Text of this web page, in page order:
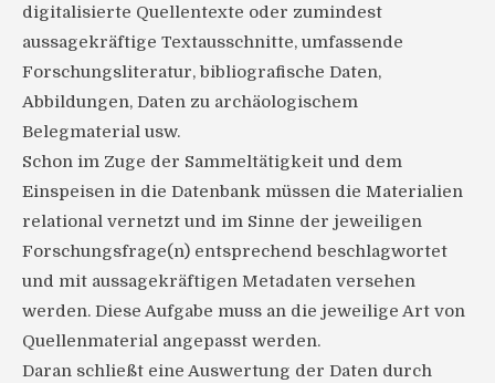
digitalisierte Quellentexte oder zumindest
aussagekräftige Textausschnitte, umfassende
Forschungsliteratur, bibliografische Daten,
Abbildungen, Daten zu archäologischem
Belegmaterial usw.
Schon im Zuge der Sammeltätigkeit und dem
Einspeisen in die Datenbank müssen die Materialien
relational vernetzt und im Sinne der jeweiligen
Forschungsfrage(n) entsprechend beschlagwortet
und mit aussagekräftigen Metadaten versehen
werden. Diese Aufgabe muss an die jeweilige Art von
Quellenmaterial angepasst werden.
Daran schließt eine Auswertung der Daten durch